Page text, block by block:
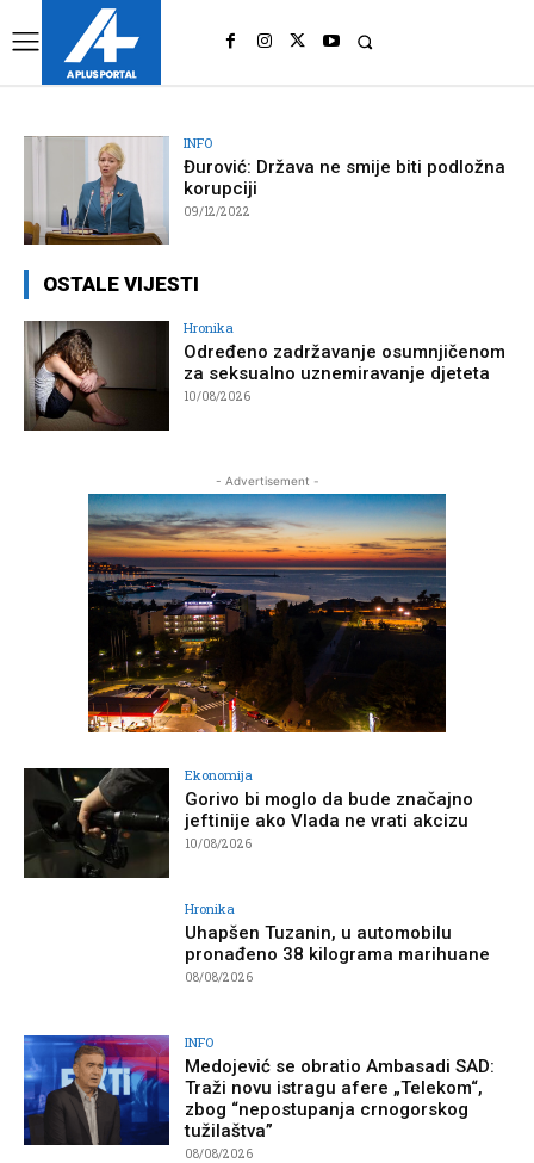
INFO
Đurović: Država ne smije biti podložna
korupciji
09/12/2022
OSTALE VIJESTI
Hronika
Određeno zadržavanje osumnjičenom
za seksualno uznemiravanje djeteta
10/08/2026
- Advertisement -
Ekonomija
Gorivo bi moglo da bude značajno
jeftinije ako Vlada ne vrati akcizu
10/08/2026
Hronika
Uhapšen Tuzanin, u automobilu
pronađeno 38 kilograma marihuane
08/08/2026
INFO
Medojević se obratio Ambasadi SAD:
Traži novu istragu afere „Telekom“,
zbog “nepostupanja crnogorskog
tužilaštva”
08/08/2026